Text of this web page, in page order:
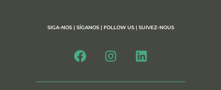
SIGA-NOS | SÍGANOS | FOLLOW US | SUIVEZ-NOUS